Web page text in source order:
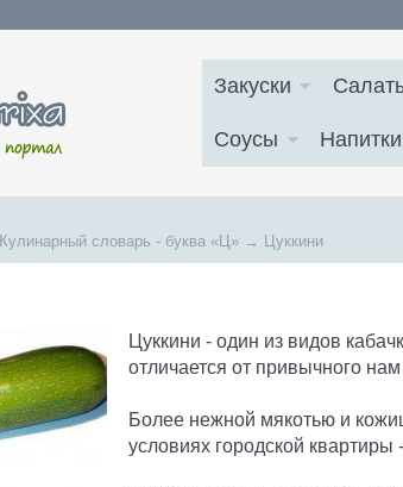
Закуски
Соусы Напитки
Кулинарный словарь - буква «Ц» → Цуккини
Цуккини - один из видов
отличается от привычного нам
Более нежной мякотью и
условиях городской квартиры